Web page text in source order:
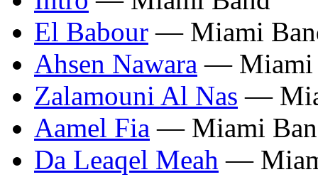
El Babour — Miami
Ahsen Nawara — Miami
Zalamouni Al Nas —
Aamel Fia — Miami
Da Leaqel Meah —